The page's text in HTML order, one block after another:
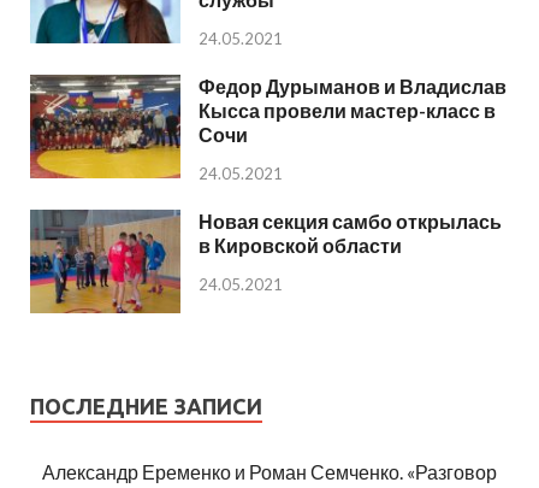
24.05.2021
Федор Дурыманов и Владислав
Кысса провели мастер-класс в
Сочи
24.05.2021
Новая секция самбо открылась
в Кировской области
24.05.2021
ПОСЛЕДНИЕ ЗАПИСИ
Александр Еременко и Роман Семченко. «Разговор